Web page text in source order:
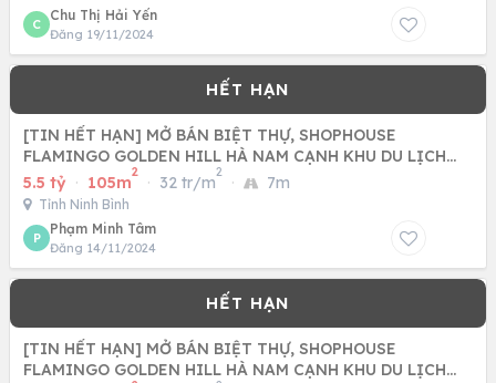
C
Chu Thị Hải Yến
Đăng 19/11/2024
[TIN HẾT HẠN] MỞ BÁN BIỆT THỰ, SHOPHOUSE
FLAMINGO GOLDEN HILL HÀ NAM CẠNH KHU DU LỊCH
TAM CHÚC, NƠI ĐÓN HÀNG
5.5 tỷ · 105m
2
· 32 tr/m
2
· 7m
Tỉnh Ninh Bình
P
Phạm Minh Tâm
Đăng 14/11/2024
[TIN HẾT HẠN] MỞ BÁN BIỆT THỰ, SHOPHOUSE
FLAMINGO GOLDEN HILL HÀ NAM CẠNH KHU DU LỊCH